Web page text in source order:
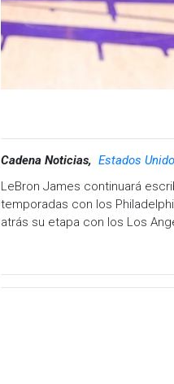
Cadena Noticias, Estados
LeBron James continuará
temporadas con los
atrás su etapa con los Los
El acuerdo, confirmado por